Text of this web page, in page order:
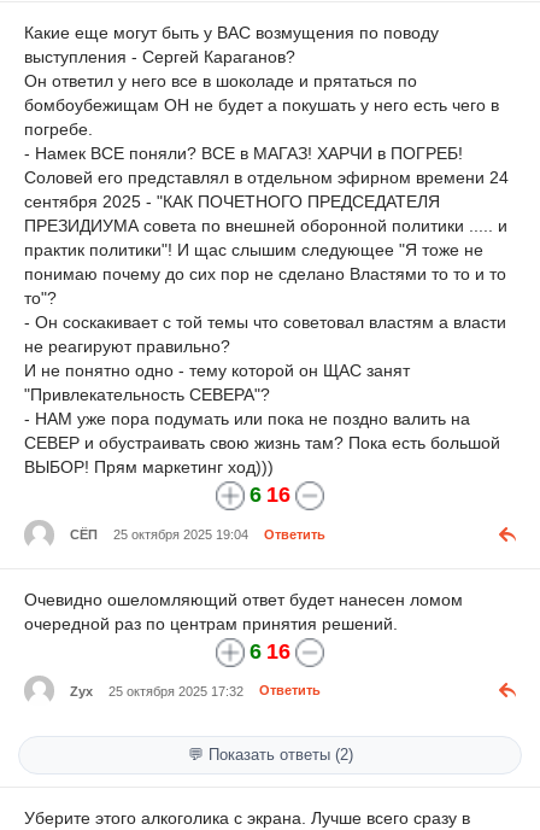
Какие еще могут быть у ВАС возмущения по поводу
выступления - Сергей Караганов?
Он ответил у него все в шоколаде и прятаться по
бомбоубежищам ОН не будет а покушать у него есть чего в
погребе.
- Намек ВСЕ поняли? ВСЕ в МАГАЗ! ХАРЧИ в ПОГРЕБ!
Соловей его представлял в отдельном эфирном времени 24
сентября 2025 - "КАК ПОЧЕТНОГО ПРЕДСЕДАТЕЛЯ
ПРЕЗИДИУМА совета по внешней оборонной политики ..... и
практик политики"! И щас слышим следующее "Я тоже не
понимаю почему до сих пор не сделано Властями то то и то
то"?
- Он соскакивает с той темы что советовал властям а власти
не реагируют правильно?
И не понятно одно - тему которой он ЩАС занят
"Привлекательность СЕВЕРА"?
- НАМ уже пора подумать или пока не поздно валить на
СЕВЕР и обустраивать свою жизнь там? Пока есть большой
ВЫБОР! Прям маркетинг ход)))
6 16
СЁП 25 октября 2025 19:04 Ответить
Очевидно ошеломляющий ответ будет нанесен ломом
очередной раз по центрам принятия решений.
6 16
Zyx 25 октября 2025 17:32 Ответить
💬 Показать ответы (2)
Уберите этого алкоголика с экрана. Лучше всего сразу в